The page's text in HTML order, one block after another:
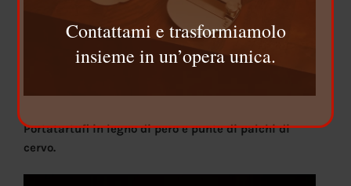
Portatartufi in legno di pero e punte di palchi di
cervo.
Contattami e trasformiamolo
insieme in un’opera unica.